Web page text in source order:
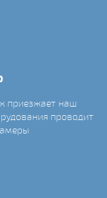
приезжает наш
проводит